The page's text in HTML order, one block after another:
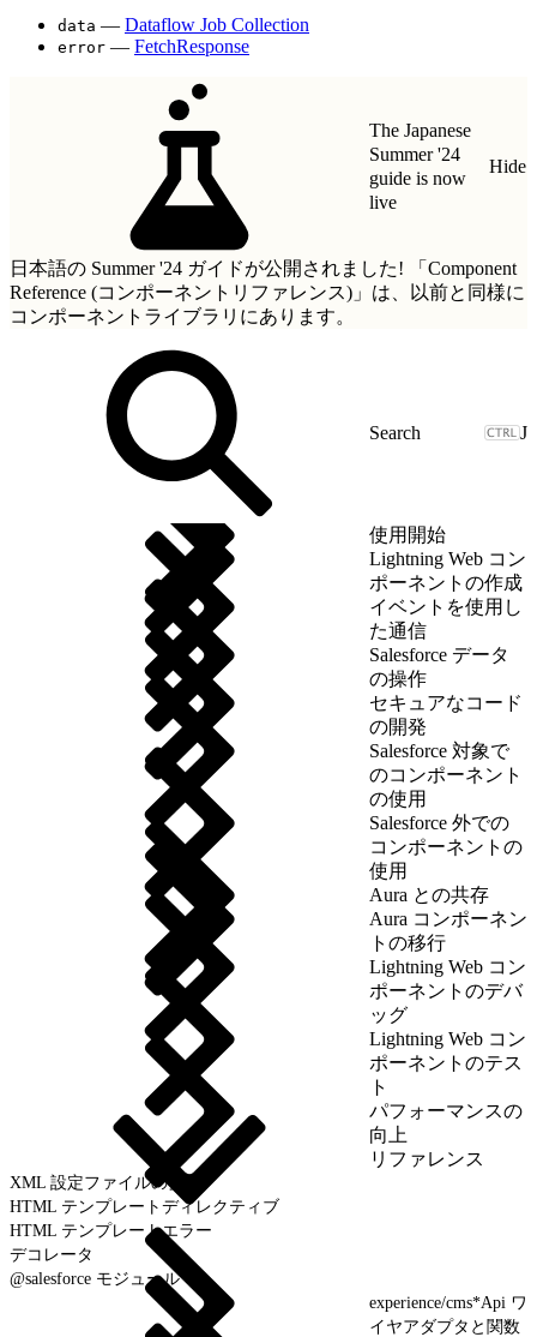
data — Dataflow Job Collection
error — FetchResponse
The Japanese
Summer '24
guide is now
live
Hide
日本語の Summer '24 ガイドが公開されました!
「Component
Reference (コンポーネントリファレンス)」 は、以前と同様に
コンポーネントライブラリにあります。
J
使用開始
Lightning Web コン
ポーネントの作成
イベントを使用し
た通信
Salesforce データ
の操作
セキュアなコード
の開発
Salesforce 対象で
のコンポーネント
の使用
Salesforce 外での
コンポーネントの
使用
Aura との共存
Aura コンポーネン
トの移行
Lightning Web コン
ポーネントのデバ
ッグ
Lightning Web コン
ポーネントのテス
ト
パフォーマンスの
向上
リファレンス
XML 設定ファイルの要素
HTML テンプレートディレクティブ
HTML テンプレートエラー
デコレータ
@salesforce モジュール
experience/cms*Api ワ
イヤアダプタと関数